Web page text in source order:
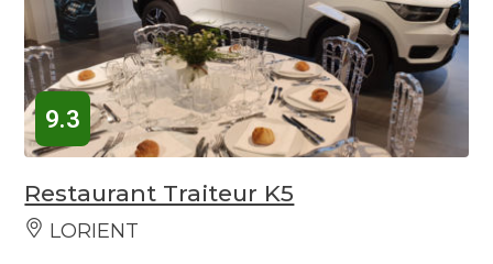
9.3
Restaurant Traiteur K5
LORIENT